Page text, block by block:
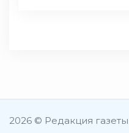
2026 © Редакция